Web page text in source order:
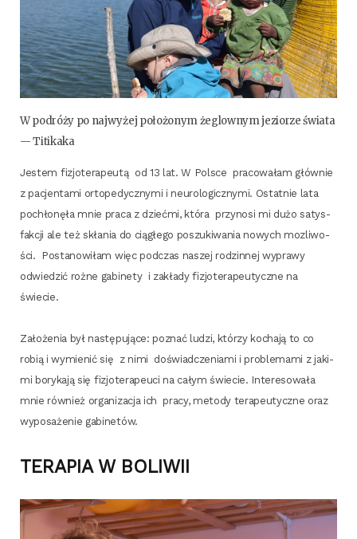
W podró­ży po naj­wy­żej poło­żo­nym żeglow­nym jezio­rze świa­ta
— Titikaka
Jestem fizjo­te­ra­peu­tą od 13 lat. W Pol­sce pra­co­wa­łam głów­nie
z pacjen­ta­mi orto­pe­dycz­ny­mi i neu­ro­lo­gicz­ny­mi. Ostat­nie lata
pochło­nę­ła mnie pra­ca z dzieć­mi, któ­ra przy­no­si mi dużo satys­
fak­cji ale też skła­nia do cią­głe­go poszu­ki­wa­nia nowych mozli­wo­
ści. Posta­no­wi­łam więc pod­czas naszej rodzin­nej wypra­wy
odwie­dzić roż­ne gabi­ne­ty i zakła­dy fizjo­te­ra­peu­tycz­ne na
świecie.
Zało­że­nia był nastę­pu­ją­ce: poznać ludzi, któ­rzy kocha­ją to co
robią i wymie­nić się z nimi doświad­cze­nia­mi i pro­ble­ma­mi z jaki­
mi bory­ka­ją się fizjo­te­ra­peu­ci na całym świe­cie. Inte­re­so­wa­ła
mnie rów­nież orga­ni­za­cja ich pra­cy, meto­dy tera­peu­tycz­ne oraz
wypo­sa­że­nie gabinetów.
TERAPIA W BOLIWII